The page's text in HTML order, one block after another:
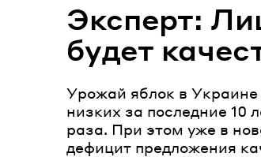
Эксперт:
будет
Урожай яблок в Украине
низких за последние 10
раза. При этом уже в
дефицит предложения